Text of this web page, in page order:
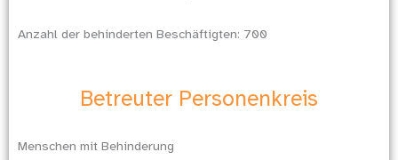
Anzahl der behinderten Beschäftigten: 700
Betreuter Personenkreis
Menschen mit Behinderung